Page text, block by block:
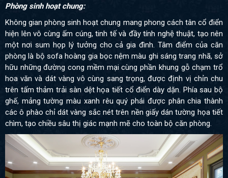
Phòng sinh hoạt chung:
Không gian phòng sinh hoạt chung mang phong cách tân cổ điển
hiện lên vô cùng ấm cúng, tinh tế và đầy tính nghệ thuật, tạo nên
một nơi sum họp lý tưởng cho cả gia đình. Tâm điểm của căn
phòng là bộ sofa hoàng gia bọc nệm màu ghi sáng trang nhã, sở
hữu những đường cong mềm mại cùng phần khung gỗ chạm trổ
hoa văn và dát vàng vô cùng sang trọng, được định vị chỉn chu
trên tấm thảm trải sàn dệt họa tiết cổ điển dày dặn. Phía sau bộ
ghế, mảng tường màu xanh rêu quý phái được phân chia thành
các ô phào chỉ dát vàng sắc nét trên nền giấy dán tường họa tiết
chìm, tạo chiều sâu thị giác mạnh mẽ cho toàn bộ căn phòng.